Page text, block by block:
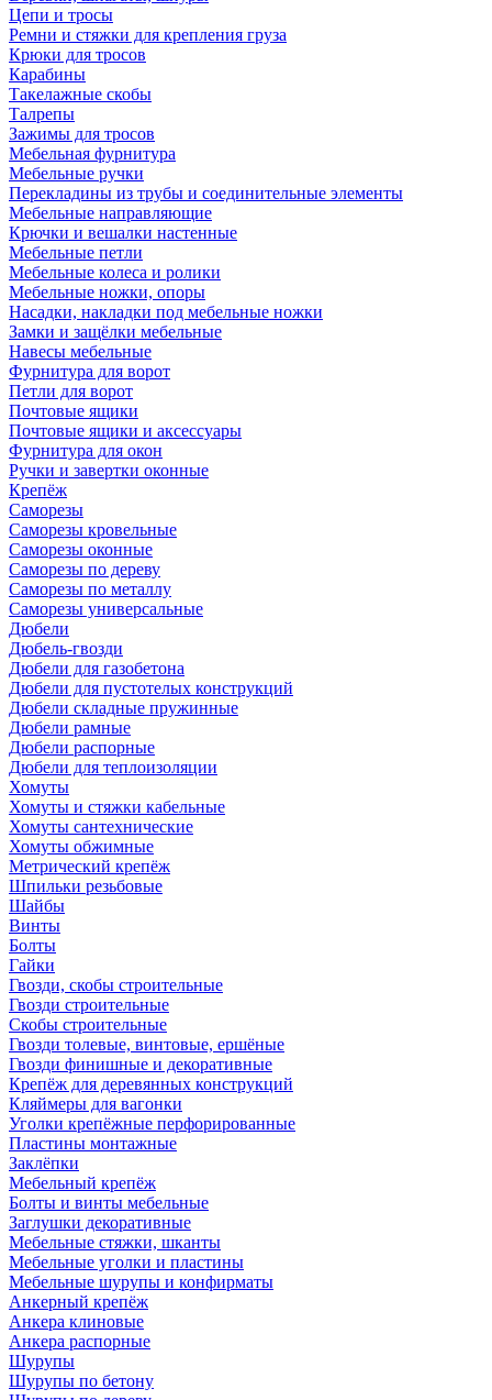
Цепи и тросы
Ремни и стяжки для крепления груза
Крюки для тросов
Карабины
Такелажные скобы
Талрепы
Зажимы для тросов
Мебельная фурнитура
Мебельные ручки
Перекладины из трубы и соединительные элементы
Мебельные направляющие
Крючки и вешалки настенные
Мебельные петли
Мебельные колеса и ролики
Мебельные ножки, опоры
Насадки, накладки под мебельные ножки
Замки и защёлки мебельные
Навесы мебельные
Фурнитура для ворот
Петли для ворот
Почтовые ящики
Почтовые ящики и аксессуары
Фурнитура для окон
Ручки и завертки оконные
Крепёж
Саморезы
Саморезы кровельные
Саморезы оконные
Саморезы по дереву
Саморезы по металлу
Саморезы универсальные
Дюбели
Дюбель-гвозди
Дюбели для газобетона
Дюбели для пустотелых конструкций
Дюбели складные пружинные
Дюбели рамные
Дюбели распорные
Дюбели для теплоизоляции
Хомуты
Хомуты и стяжки кабельные
Хомуты сантехнические
Хомуты обжимные
Метрический крепёж
Шпильки резьбовые
Шайбы
Винты
Болты
Гайки
Гвозди, скобы строительные
Гвозди строительные
Скобы строительные
Гвозди толевые, винтовые, ершёные
Гвозди финишные и декоративные
Крепёж для деревянных конструкций
Кляймеры для вагонки
Уголки крепёжные перфорированные
Пластины монтажные
Заклёпки
Мебельный крепёж
Болты и винты мебельные
Заглушки декоративные
Мебельные стяжки, шканты
Мебельные уголки и пластины
Мебельные шурупы и конфирматы
Анкерный крепёж
Анкера клиновые
Анкера распорные
Шурупы
Шурупы по бетону